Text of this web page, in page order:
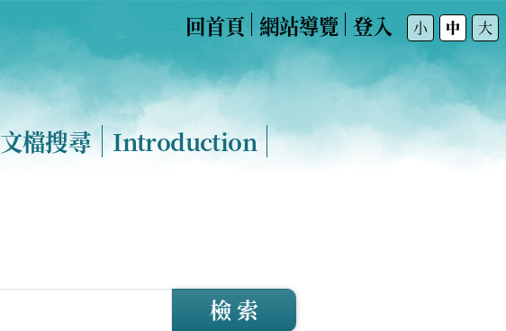
回首頁 網站導覽 登入 小 中 大
文檔搜尋 Introduction
檢 索